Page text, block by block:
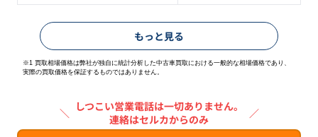
もっと見る
※1 買取相場価格は弊社が独自に統計分析した中古車買取における一般的な相場価格であり、
実際の買取価格を保証するものではありません。
＼ しつこい営業電話は一切ありません。
連絡はセルカからのみ
／